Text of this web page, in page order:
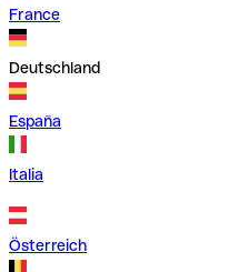
France
Deutschland
España
Italia
Österreich